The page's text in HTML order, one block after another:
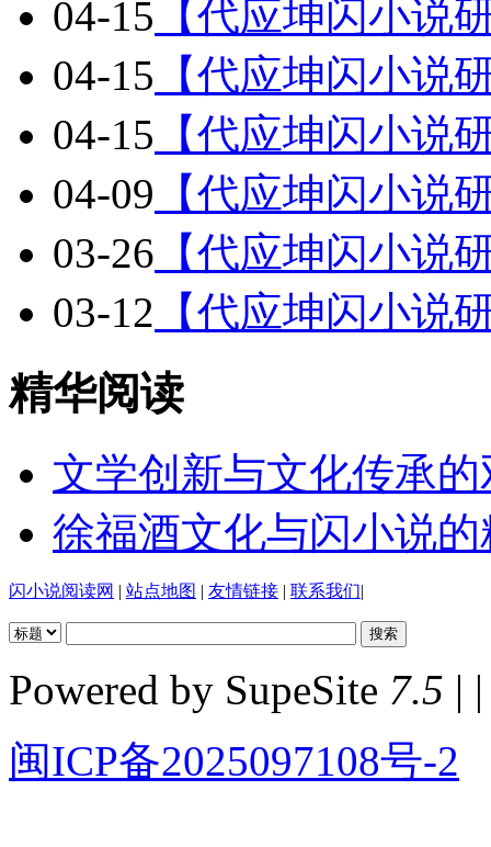
04-15 【代应坤闪小说
04-15 【代应坤闪小说
04-15 【代应坤闪小说
04-09 【代应坤闪小说
03-26 【代应坤闪小说
03-12 【代应坤闪小说
精华阅读
文学创新与文化传承
徐福酒文化与闪小说
闪小说阅读网 | 站点地图 | 友情链接 | 联系我们|
Powered by SupeSite 7.5 | |
闽ICP备2025097108号-2